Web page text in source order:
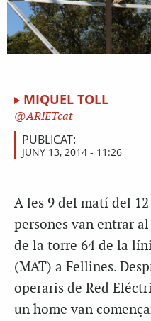
MIQUEL TOLL
ARIETcat
PUBLICAT:
JUNY 13, 2014 - 11:26
A les 9 del matí del
persones van entrar
de la torre 64 de la
(MAT) a Fellines.
operaris de Red
un home van